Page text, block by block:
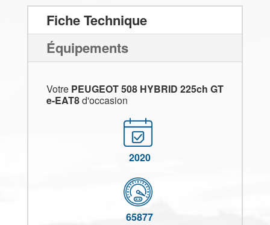
Fiche Technique
Équipements
Votre PEUGEOT 508 HYBRID 225ch GT
e-EAT8d'occasion
2020
65877